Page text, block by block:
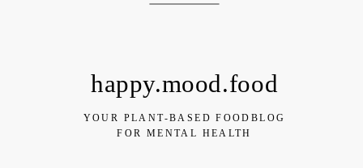
happy.mood.food
YOUR PLANT-BASED FOODBLOG
FOR MENTAL HEALTH